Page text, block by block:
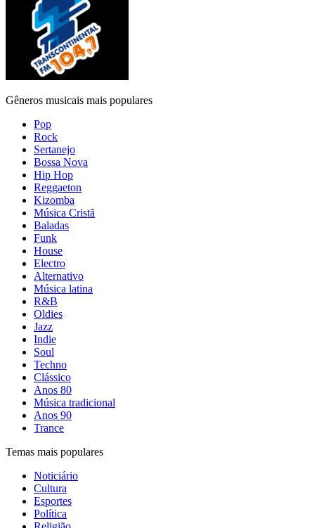
Gêneros musicais mais populares
Pop
Rock
Sertanejo
Bossa Nova
Hip Hop
Reggaeton
Kizomba
Música Cristã
Baladas
Funk
House
Electro
Alternativo
Música latina
R&B
Oldies
Jazz
Indie
Soul
Techno
Clássico
Anos 80
Música tradicional
Anos 90
Trance
Temas mais populares
Noticiário
Cultura
Esportes
Política